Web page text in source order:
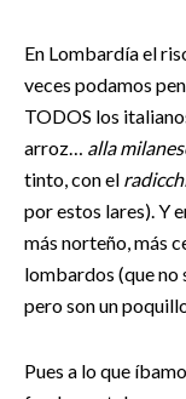
En Lombardía el
veces podamos
TODOS los
arroz… alla
tinto, con el
por estos lares). Y
más norteño, más
lombardos (que no
pero son un
Pues a lo que